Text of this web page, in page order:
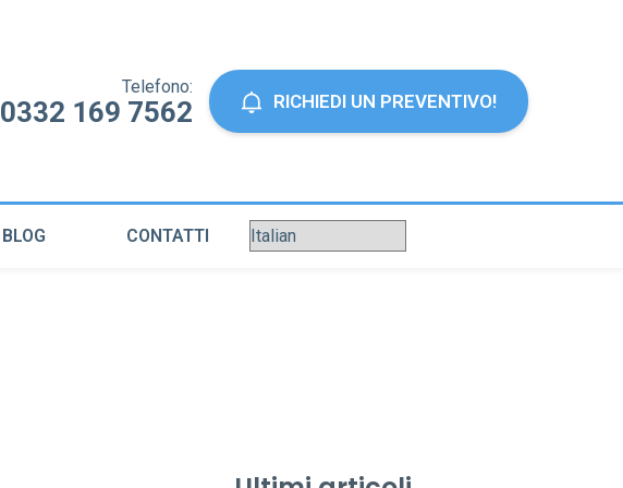
Telefono:
0332 169 7562 RICHIEDI UN PREVENTIVO!
BLOG CONTATTI